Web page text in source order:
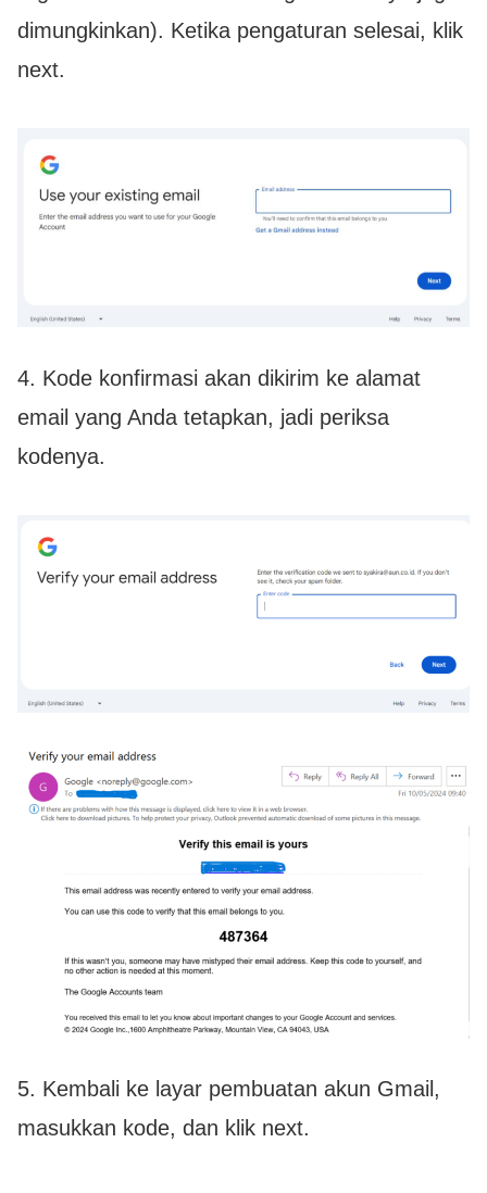
dimungkinkan). Ketika pengaturan selesai, klik
next.
4. Kode konfirmasi akan dikirim ke alamat
email yang Anda tetapkan, jadi periksa
kodenya.
5. Kembali ke layar pembuatan akun Gmail,
masukkan kode, dan klik next.